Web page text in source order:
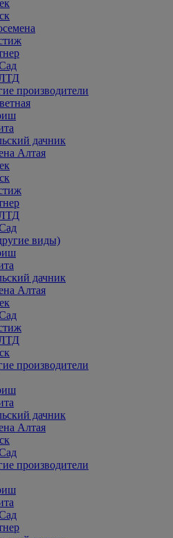
производители
дачник
Алтая
виды)
дачник
Алтая
производители
дачник
Алтая
производители